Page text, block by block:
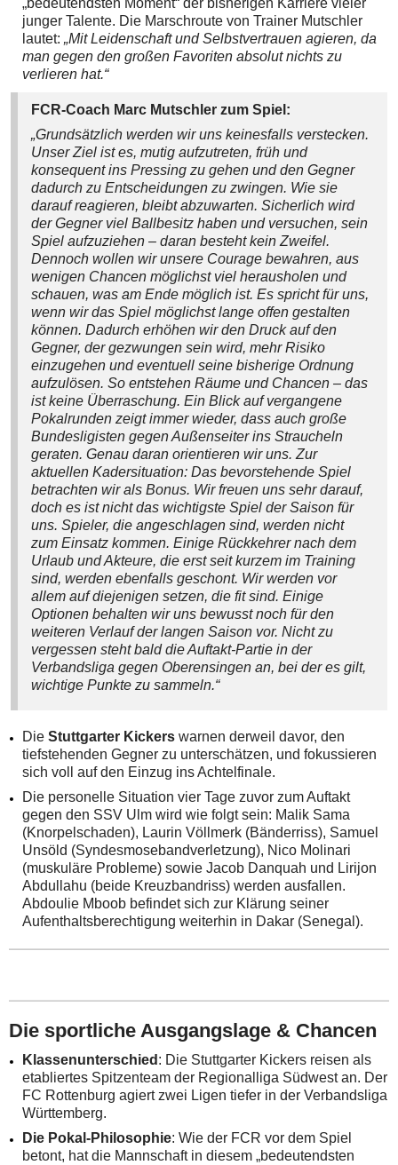
„bedeutendsten Moment“ der bisherigen Karriere vieler
junger Talente. Die Marschroute von Trainer Mutschler
lautet: „Mit Leidenschaft und Selbstvertrauen agieren, da
man gegen den großen Favoriten absolut nichts zu
verlieren hat.“
FCR-Coach Marc Mutschler zum Spiel:
„Grundsätzlich werden wir uns keinesfalls verstecken.
Unser Ziel ist es, mutig aufzutreten, früh und
konsequent ins Pressing zu gehen und den Gegner
dadurch zu Entscheidungen zu zwingen. Wie sie
darauf reagieren, bleibt abzuwarten. Sicherlich wird
der Gegner viel Ballbesitz haben und versuchen, sein
Spiel aufzuziehen – daran besteht kein Zweifel.
Dennoch wollen wir unsere Courage bewahren, aus
wenigen Chancen möglichst viel herausholen und
schauen, was am Ende möglich ist. Es spricht für uns,
wenn wir das Spiel möglichst lange offen gestalten
können. Dadurch erhöhen wir den Druck auf den
Gegner, der gezwungen sein wird, mehr Risiko
einzugehen und eventuell seine bisherige Ordnung
aufzulösen. So entstehen Räume und Chancen – das
ist keine Überraschung. Ein Blick auf vergangene
Pokalrunden zeigt immer wieder, dass auch große
Bundesligisten gegen Außenseiter ins Straucheln
geraten. Genau daran orientieren wir uns. Zur
aktuellen Kadersituation: Das bevorstehende Spiel
betrachten wir als Bonus. Wir freuen uns sehr darauf,
doch es ist nicht das wichtigste Spiel der Saison für
uns. Spieler, die angeschlagen sind, werden nicht
zum Einsatz kommen. Einige Rückkehrer nach dem
Urlaub und Akteure, die erst seit kurzem im Training
sind, werden ebenfalls geschont. Wir werden vor
allem auf diejenigen setzen, die fit sind. Einige
Optionen behalten wir uns bewusst noch für den
weiteren Verlauf der langen Saison vor. Nicht zu
vergessen steht bald die Auftakt-Partie in der
Verbandsliga gegen Oberensingen an, bei der es gilt,
wichtige Punkte zu sammeln.“
Die Stuttgarter Kickers warnen derweil davor, den
tiefstehenden Gegner zu unterschätzen, und fokussieren
sich voll auf den Einzug ins Achtelfinale.
Die personelle Situation vier Tage zuvor zum Auftakt
gegen den SSV Ulm wird wie folgt sein: Malik Sama
(Knorpelschaden), Laurin Völlmerk (Bänderriss), Samuel
Unsöld (Syndesmosebandverletzung), Nico Molinari
(muskuläre Probleme) sowie Jacob Danquah und Lirijon
Abdullahu (beide Kreuzbandriss) werden ausfallen.
Abdoulie Mboob befindet sich zur Klärung seiner
Aufenthaltsberechtigung weiterhin in Dakar (Senegal).
Die sportliche Ausgangslage & Chancen
Klassenunterschied : Die Stuttgarter Kickers reisen als
etabliertes Spitzenteam der Regionalliga Südwest an. Der
FC Rottenburg agiert zwei Ligen tiefer in der Verbandsliga
Württemberg.
Die Pokal-Philosophie: Wie der FCR vor dem Spiel
betont, hat die Mannschaft in diesem „bedeutendsten